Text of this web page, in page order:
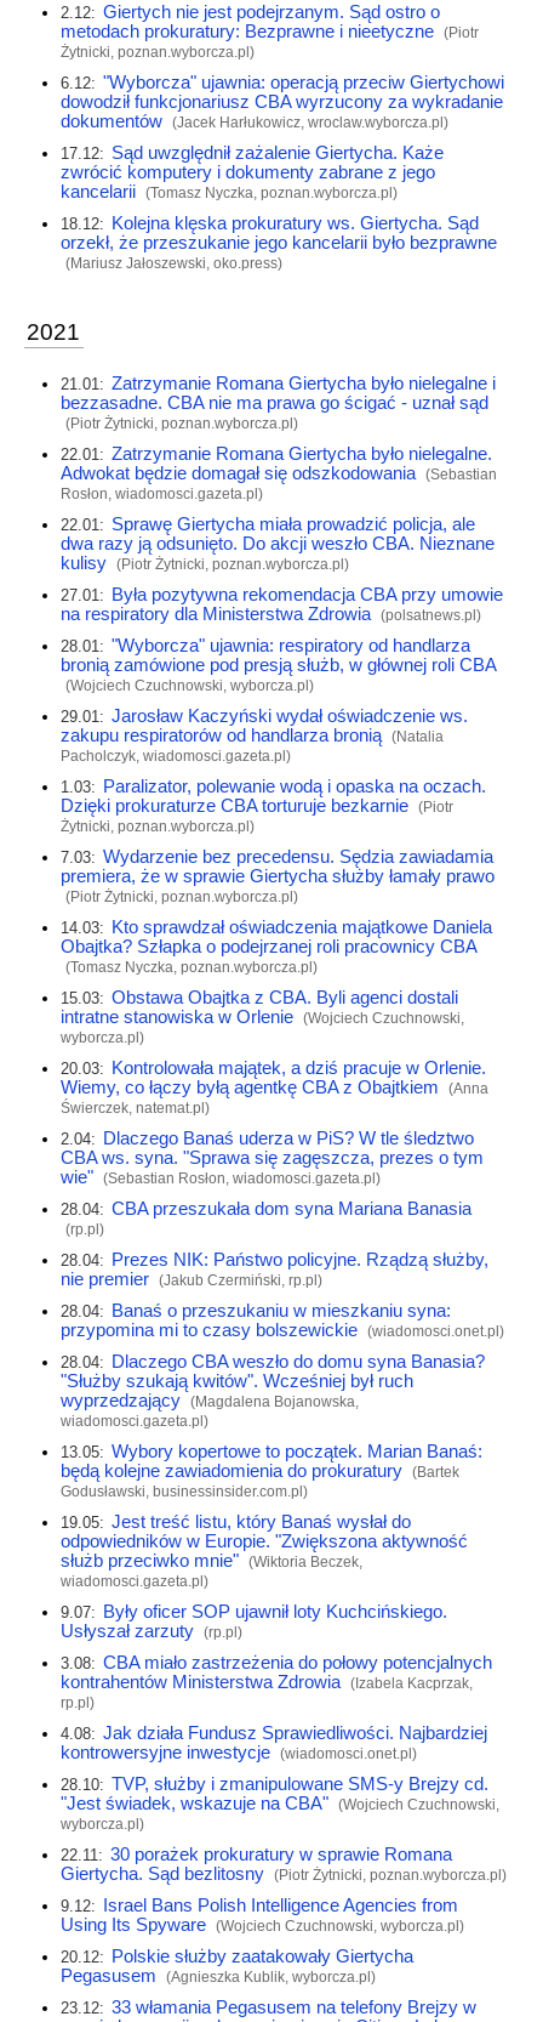
2.12: Giertych nie jest podejrzanym. Sąd ostro o
metodach prokuratury: Bezprawne i nieetyczne (Piotr
Żytnicki, poznan.wyborcza.pl)
6.12: "Wyborcza" ujawnia: operacją przeciw Giertychowi
dowodził funkcjonariusz CBA wyrzucony za wykradanie
dokumentów (Jacek Harłukowicz, wroclaw.wyborcza.pl)
17.12: Sąd uwzględnił zażalenie Giertycha. Każe
zwrócić komputery i dokumenty zabrane z jego
kancelarii (Tomasz Nyczka, poznan.wyborcza.pl)
18.12: Kolejna klęska prokuratury ws. Giertycha. Sąd
orzekł, że przeszukanie jego kancelarii było bezprawne
(Mariusz Jałoszewski, oko.press)
2021
21.01: Zatrzymanie Romana Giertycha było nielegalne i
bezzasadne. CBA nie ma prawa go ścigać - uznał sąd
(Piotr Żytnicki, poznan.wyborcza.pl)
22.01: Zatrzymanie Romana Giertycha było nielegalne.
Adwokat będzie domagał się odszkodowania (Sebastian
Rosłon, wiadomosci.gazeta.pl)
22.01: Sprawę Giertycha miała prowadzić policja, ale
dwa razy ją odsunięto. Do akcji weszło CBA. Nieznane
kulisy (Piotr Żytnicki, poznan.wyborcza.pl)
27.01: Była pozytywna rekomendacja CBA przy umowie
na respiratory dla Ministerstwa Zdrowia (polsatnews.pl)
28.01: "Wyborcza" ujawnia: respiratory od handlarza
bronią zamówione pod presją służb, w głównej roli CBA
(Wojciech Czuchnowski, wyborcza.pl)
29.01: Jarosław Kaczyński wydał oświadczenie ws.
zakupu respiratorów od handlarza bronią (Natalia
Pacholczyk, wiadomosci.gazeta.pl)
1.03: Paralizator, polewanie wodą i opaska na oczach.
Dzięki prokuraturze CBA torturuje bezkarnie (Piotr
Żytnicki, poznan.wyborcza.pl)
7.03: Wydarzenie bez precedensu. Sędzia zawiadamia
premiera, że w sprawie Giertycha służby łamały prawo
(Piotr Żytnicki, poznan.wyborcza.pl)
14.03: Kto sprawdzał oświadczenia majątkowe Daniela
Obajtka? Szłapka o podejrzanej roli pracownicy CBA
(Tomasz Nyczka, poznan.wyborcza.pl)
15.03: Obstawa Obajtka z CBA. Byli agenci dostali
intratne stanowiska w Orlenie (Wojciech Czuchnowski,
wyborcza.pl)
20.03: Kontrolowała majątek, a dziś pracuje w Orlenie.
Wiemy, co łączy byłą agentkę CBA z Obajtkiem
(Anna
Świerczek, natemat.pl)
2.04: Dlaczego Banaś uderza w PiS? W tle śledztwo
CBA ws. syna. "Sprawa się zagęszcza, prezes o tym
wie" (Sebastian Rosłon, wiadomosci.gazeta.pl)
28.04: CBA przeszukała dom syna Mariana Banasia
(rp.pl)
28.04: Prezes NIK: Państwo policyjne. Rządzą służby,
nie premier (Jakub Czermiński, rp.pl)
28.04: Banaś o przeszukaniu w mieszkaniu syna:
przypomina mi to czasy bolszewickie (wiadomosci.onet.pl)
28.04: Dlaczego CBA weszło do domu syna Banasia?
"Służby szukają kwitów". Wcześniej był ruch
wyprzedzający (Magdalena Bojanowska,
wiadomosci.gazeta.pl)
13.05: Wybory kopertowe to początek. Marian Banaś:
będą kolejne zawiadomienia do prokuratury (Bartek
Godusławski, businessinsider.com.pl)
19.05: Jest treść listu, który Banaś wysłał do
odpowiedników w Europie. "Zwiększona aktywność
służb przeciwko mnie" (Wiktoria Beczek,
wiadomosci.gazeta.pl)
9.07: Były oficer SOP ujawnił loty Kuchcińskiego.
Usłyszał zarzuty (rp.pl)
3.08: CBA miało zastrzeżenia do połowy potencjalnych
kontrahentów Ministerstwa Zdrowia (Izabela Kacprzak,
rp.pl)
4.08: Jak działa Fundusz Sprawiedliwości. Najbardziej
kontrowersyjne inwestycje (wiadomosci.onet.pl)
28.10: TVP, służby i zmanipulowane SMS-y Brejzy cd.
"Jest świadek, wskazuje na CBA" (Wojciech Czuchnowski,
wyborcza.pl)
22.11: 30 porażek prokuratury w sprawie Romana
Giertycha. Sąd bezlitosny (Piotr Żytnicki, poznan.wyborcza.pl)
9.12:
Israel Bans Polish Intelligence Agencies from
Using Its Spyware (Wojciech Czuchnowski, wyborcza.pl)
20.12: Polskie służby zaatakowały Giertycha
Pegasusem
(Agnieszka Kublik, wyborcza.pl)
23.12: 33 włamania Pegasusem na telefony Brejzy w